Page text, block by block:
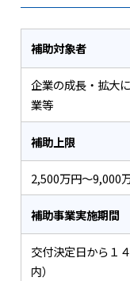
補助対象者
企業の成長・拡大
業等
補助上限
2,500万円～9,000
補助事業実施期間
交付決定日から１
内）